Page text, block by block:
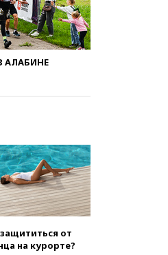
войска
село
РФ не
на доступ детей
маршрута в
Москвы и
сообщили о
для
АЛАБИНЕ
от
на курорте?